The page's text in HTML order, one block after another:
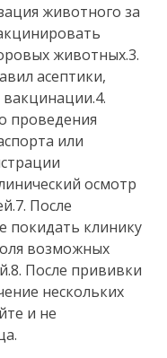
животного за
животных.3.
асептики,
проведения
или
осмотр
После
покидать клинику
возможных
После прививки
нескольких
и не